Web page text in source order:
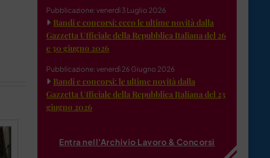
Pubblicazione: venerdì 3 Luglio 2026
Bandi e concorsi: ecco le ultime novità dalla
Gazzetta Ufficiale della Repubblica Italiana del 26
e 30 giugno 2026
Pubblicazione: venerdì 26 Giugno 2026
Bandi e concorsi: le ultime novità dalla
Gazzetta Ufficiale della Repubblica Italiana del 23
giugno 2026
Entra nell'Archivio Lavoro & Concorsi